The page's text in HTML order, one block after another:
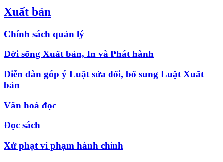
Xuất bản
Chính sách quản lý
Đời sống Xuất bản, In và Phát hành
Diễn đàn góp ý Luật sửa đổi, bổ sung Luật Xuất
bản
Văn hoá đọc
Đọc sách
Xử phạt vi phạm hành chính